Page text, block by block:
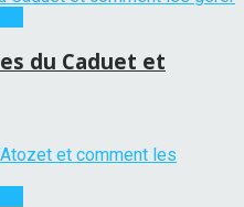
du Caduet et